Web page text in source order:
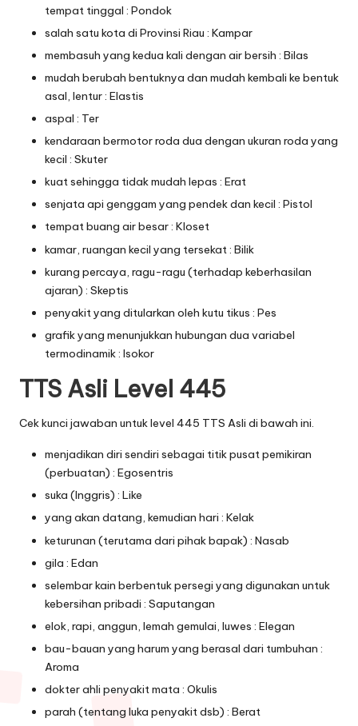
tempat tinggal : Pondok
salah satu kota di Provinsi Riau : Kampar
membasuh yang kedua kali dengan air bersih : Bilas
mudah berubah bentuknya dan mudah kembali ke bentuk
asal, lentur : Elastis
aspal : Ter
kendaraan bermotor roda dua dengan ukuran roda yang
kecil : Skuter
kuat sehingga tidak mudah lepas : Erat
senjata api genggam yang pendek dan kecil : Pistol
tempat buang air besar : Kloset
kamar, ruangan kecil yang tersekat : Bilik
kurang percaya, ragu-ragu (terhadap keberhasilan
ajaran) : Skeptis
penyakit yang ditularkan oleh kutu tikus : Pes
grafik yang menunjukkan hubungan dua variabel
termodinamik : Isokor
TTS Asli Level 445
Cek kunci jawaban untuk level 445 TTS Asli di bawah ini.
menjadikan diri sendiri sebagai titik pusat pemikiran
(perbuatan) : Egosentris
suka (Inggris) : Like
yang akan datang, kemudian hari : Kelak
keturunan (terutama dari pihak bapak) : Nasab
gila : Edan
selembar kain berbentuk persegi yang digunakan untuk
kebersihan pribadi : Saputangan
elok, rapi, anggun, lemah gemulai, luwes : Elegan
bau-bauan yang harum yang berasal dari tumbuhan :
Aroma
dokter ahli penyakit mata : Okulis
parah (tentang luka penyakit dsb) : Berat